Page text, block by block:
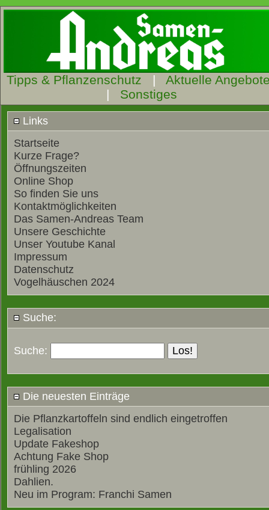
Tipps & Pflanzenschutz | Aktuelle
| Sonstiges
Links
Startseite
Kurze Frage?
Öffnungszeiten
Online Shop
So finden Sie uns
Kontaktmöglichkeiten
Das Samen-Andreas Team
Unsere Geschichte
Unser Youtube Kanal
Impressum
Datenschutz
Vogelhäuschen 2024
Suche:
Suche:
Die neuesten Einträge
Die Pflanzkartoffeln sind endlich eingetroffen
Legalisation
Update Fakeshop
Achtung Fake Shop
frühling 2026
Dahlien.
Neu im Program: Franchi Samen